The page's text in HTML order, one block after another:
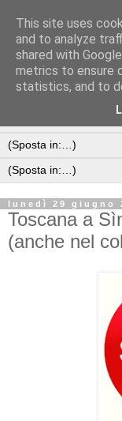
lunedì 29 giugno
Toscana a
(anche nel
This site uses
and to analyze
shared with
metrics to ensure
statistics, and to